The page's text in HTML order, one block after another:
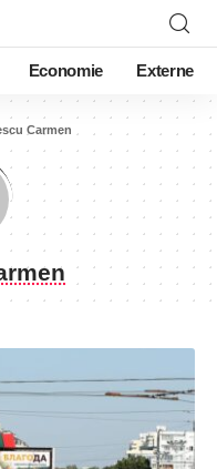
Economie Externe
Carmen